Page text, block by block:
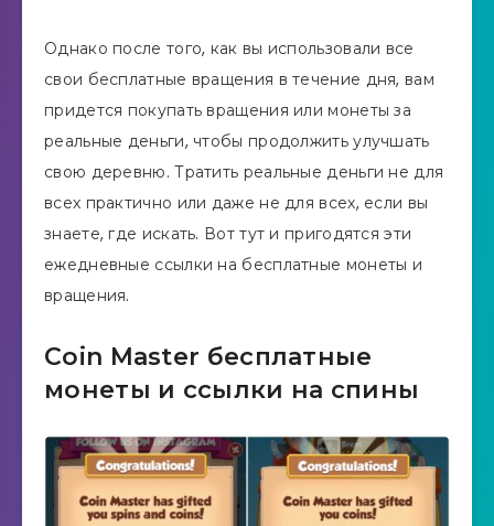
Однако после того, как вы использовали все
свои бесплатные вращения в течение дня, вам
придется покупать вращения или монеты за
реальные деньги, чтобы продолжить улучшать
свою деревню. Тратить реальные деньги не для
всех практично или даже не для всех, если вы
знаете, где искать. Вот тут и пригодятся эти
ежедневные ссылки на бесплатные монеты и
вращения.
Coin Master бесплатные
монеты и ссылки на спины